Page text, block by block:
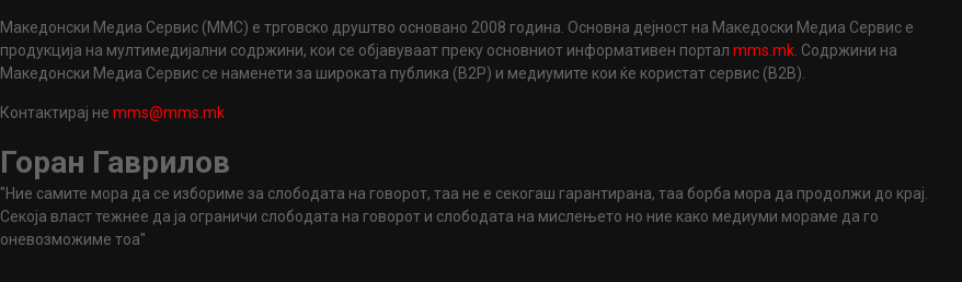
Македонски Медиа Сервис (ММС) е трговско друштво основано 2008 година. Основна дејност на Македоски Медиа Сервис е
продукција на мултимедијални содржини, кои се објавуваат преку основниот информативен порталmms.mk . Содржини на
Македонски Медиа Сервис се наменети за широката публика (B2P) и медиумите кои ќе користат сервис (B2B).
Контактирај неmms@mms.mk
Горан Гаврилов
"Ние самите мора да се избориме за слободата на говорот, таа не е секогаш гарантирана, таа борба мора да продолжи до крај.
Секоја власт тежнее да ја ограничи слободата на говорот и слободата на мислењето но ние како медиуми мораме да го
оневозможиме тоа"